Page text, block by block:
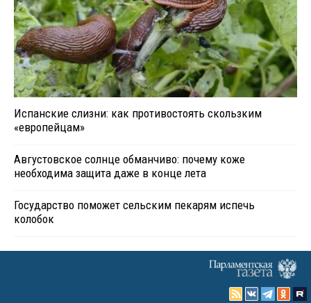
Испанские слизни: как противостоять скользким
«европейцам»
Августовское солнце обманчиво: почему коже
необходима защита даже в конце лета
Государство поможет сельским пекарям испечь
колобок